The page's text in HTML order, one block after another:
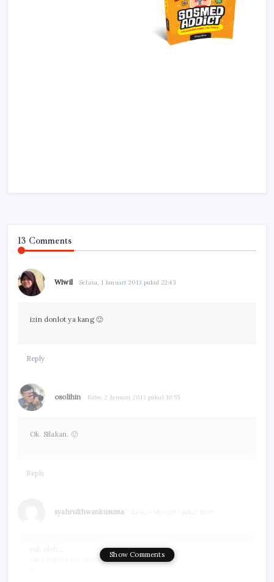
13 Comments
Wiwil Selasa, 1 Januari 2013 pukul 22:43
izin donlot ya kang 🙂
Reply
osolihin Rabu, 2 Januari 2013 pukul 16:55
Ok. Silakan. 🙂
Reply
syahrulihwankusuma
cara ingin baca bukunya gmana,..???
Show Comments